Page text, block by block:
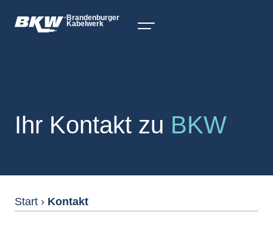
Brandenburger
Kabelwerk
Ihr Kontakt zu BKW
Start › Kontakt